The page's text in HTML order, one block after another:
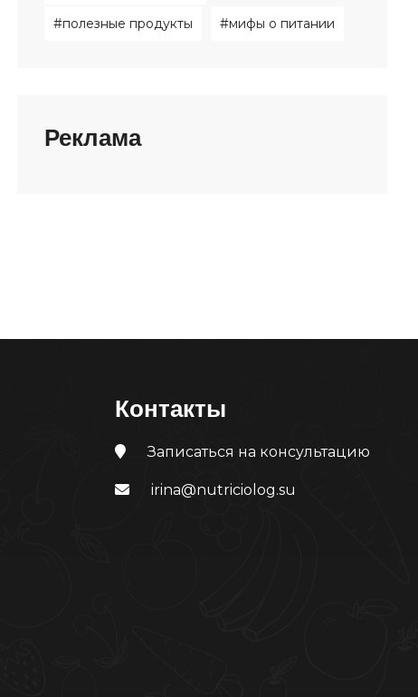
#полезные продукты #мифы о питании
Реклама
Контакты
Записаться на консультацию
irina@nutriciolog.su